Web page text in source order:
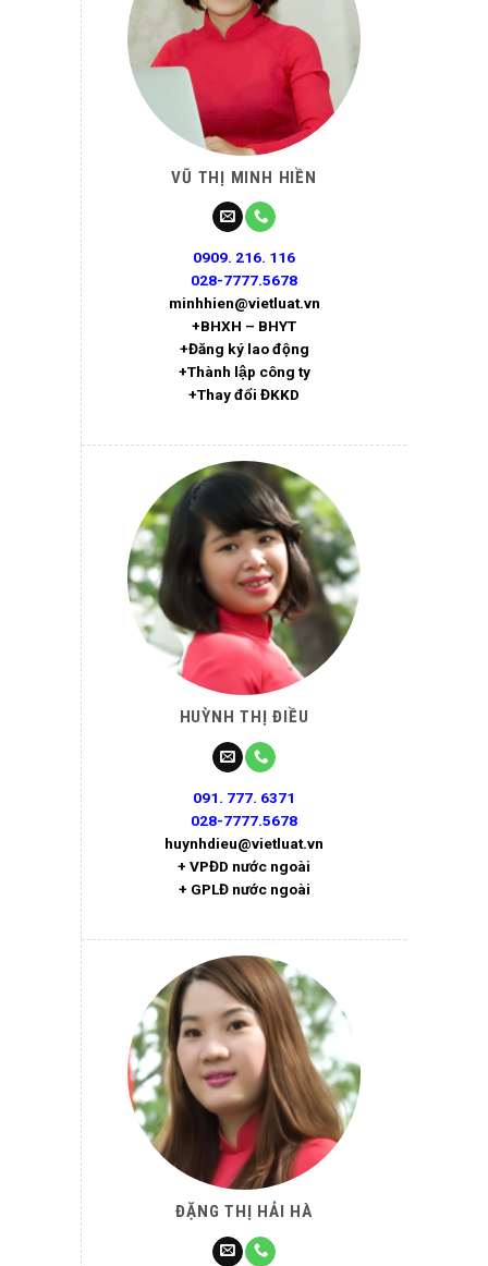
VŨ THỊ MINH HIỀN
0909. 216. 116
028-7777.5678
minhhien@vietluat.vn
+BHXH – BHYT
+Đăng ký lao động
+Thành lập công ty
+Thay đổi ĐKKD
HUỲNH THỊ ĐIỀU
091. 777. 6371
028-7777.5678
huynhdieu@vietluat.vn
+ VPĐD nước ngoài
+ GPLĐ nước ngoài
ĐẶNG THỊ HẢI HÀ